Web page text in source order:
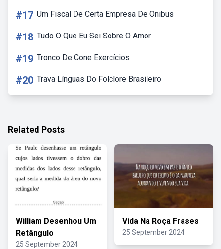
#17 Um Fiscal De Certa Empresa De Onibus
#18 Tudo O Que Eu Sei Sobre O Amor
#19 Tronco De Cone Exercícios
#20 Trava Línguas Do Folclore Brasileiro
Related Posts
William Desenhou Um
Retângulo
25 September 2024
Vida Na Roça Frases
25 September 2024